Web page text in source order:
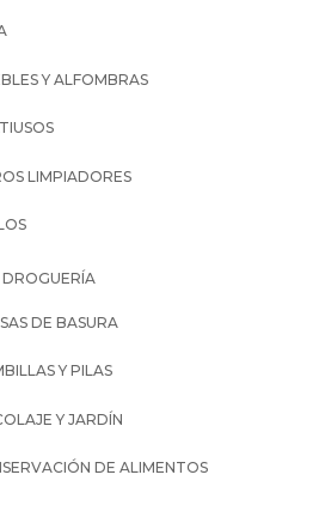
Y ALFOMBRAS
LIMPIADORES
DROGUERÍA
DE BASURA
Y PILAS
Y JARDÍN
DE ALIMENTOS